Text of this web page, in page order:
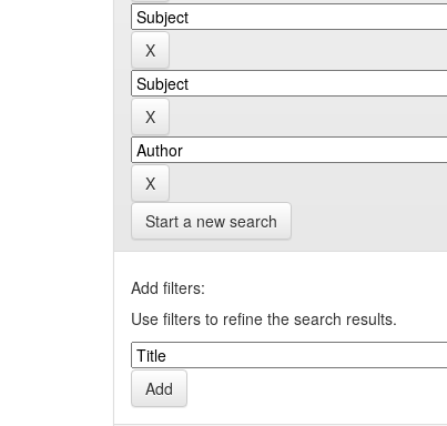
Start a new search
Add filters:
Use filters to refine the search results.